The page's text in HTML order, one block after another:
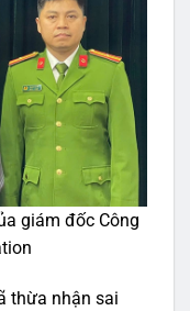
giám đốc Công
thừa nhận sai